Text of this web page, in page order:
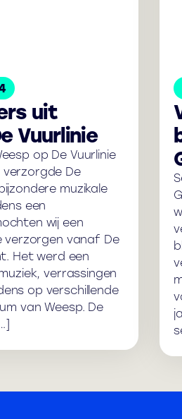
uit
Vuurlinie
op De Vuurlinie
verzorgde De
muzikale
een
wij een
verzorgen vanaf De
Het werd een
verrassingen
op verschillende
van Weesp. De